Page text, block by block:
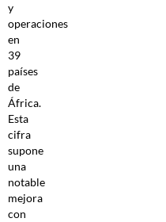
y
operaciones
en
39
países
de
África.
Esta
cifra
supone
una
notable
mejora
con